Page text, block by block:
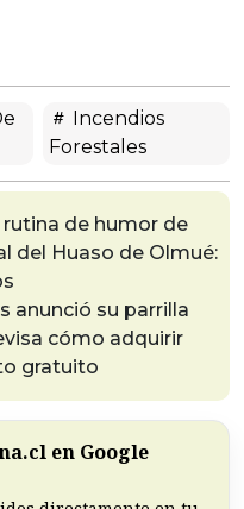
Incendios
Forestales
de humor de
del Huaso de Olmué:
anunció su parrilla
cómo adquirir
gratuito
en Google